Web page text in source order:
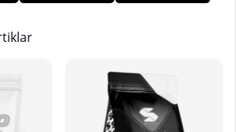
oss på Tillskottsbolaget!